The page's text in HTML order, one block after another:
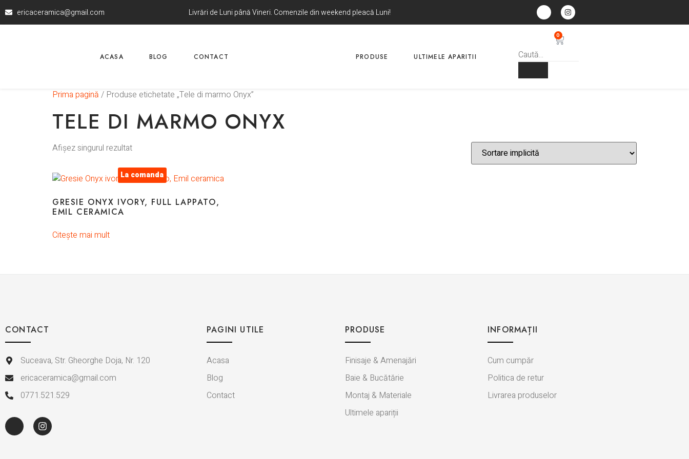
ericaceramica@gmail.com Livrări de Luni până Vineri. Comenzile din weekend pleacă Luni!
ACASA BLOG CONTACT PRODUSE ULTIMELE APARITII
0
Prima pagină / Produse etichetate „Tele di marmo Onyx”
TELE DI MARMO ONYX
Afișez singurul rezultat
La comanda
GRESIE ONYX IVORY, FULL LAPPATO,
EMIL CERAMICA
Citește mai mult
CONTACT
Suceava, Str. Gheorghe Doja, Nr. 120
ericaceramica@gmail.com
0771.521.529
PAGINI UTILE
Acasa
Blog
Contact
PRODUSE
Finisaje & Amenajări
Baie & Bucătărie
Montaj & Materiale
Ultimele apariții
INFORMAȚII
Cum cumpăr
Politica de retur
Livrarea produselor